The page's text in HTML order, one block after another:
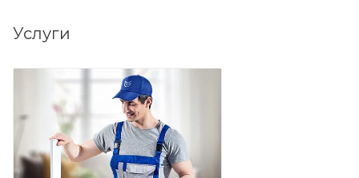
Под заказ цветовое исполнение в коллекции ткани
велюр. Коллекция Velutto более 20 цветовых
решений на выбор.
Также модель доступна, под заказ, в других
Услуги